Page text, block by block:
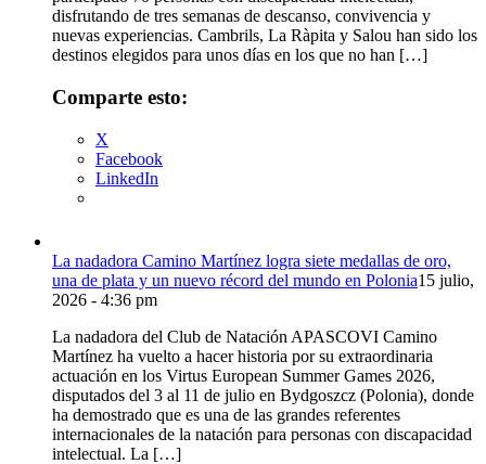
disfrutando de tres semanas de descanso, convivencia y
nuevas experiencias. Cambrils, La Ràpita y Salou han sido los
destinos elegidos para unos días en los que no han […]
Comparte esto:
X
Facebook
LinkedIn
La nadadora Camino Martínez logra siete medallas de oro,
una de plata y un nuevo récord del mundo en Polonia15 julio,
2026 - 4:36 pm
La nadadora del Club de Natación APASCOVI Camino
Martínez ha vuelto a hacer historia por su extraordinaria
actuación en los Virtus European Summer Games 2026,
disputados del 3 al 11 de julio en Bydgoszcz (Polonia), donde
ha demostrado que es una de las grandes referentes
internacionales de la natación para personas con discapacidad
intelectual. La […]